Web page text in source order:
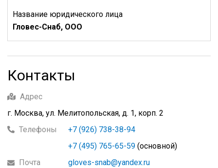
Название юридического лица
Гловес-Снаб, ООО
Контакты
Адрес
г. Москва, ул. Мелитопольская, д. 1, корп. 2
Телефоны
+7 (926) 738-38-94
+7 (495) 765-65-59 (основной)
Почта
gloves-snab@yandex.ru